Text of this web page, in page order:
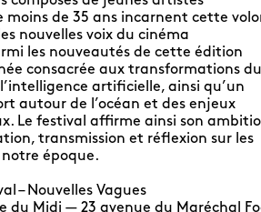
de 35 ans incarnent cette
nouvelles voix du cinéma
les nouveautés de cette édition
consacrée aux transformations du
artificielle, ainsi qu’un
autour de l’océan et des enjeux
Le festival affirme ainsi son
transmission et réflexion sur les
époque.
– Nouvelles Vagues
du Midi — 23 avenue du Maréchal